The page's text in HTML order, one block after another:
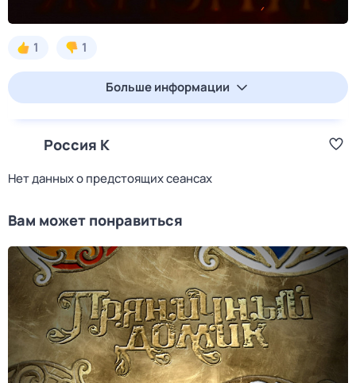
1 1
Больше информации
Россия К
Нет данных о предстоящих сеансах
Вам может понравиться